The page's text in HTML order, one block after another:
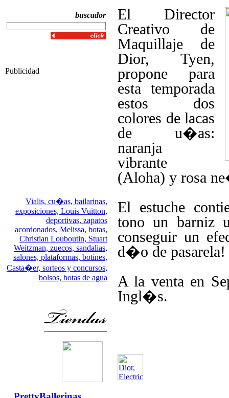
buscador
Publicidad
Vialis, cu�as, bailarinas,
exposiciones, Louis Vuitton,
deportivas, zapatos
acordonados, Melissa, botas,
Christian Louboutin, Stuart
Weitzman, zuecos, sandalias,
salones, plataformas, botines,
Casta�er, sorteos y concursos,
bolsos, botas de agua
El Director
Creativo de
Maquillaje de
Dior, Tyen,
propone para
esta temporada
estos dos
colores de lacas
de u�as:
naranja
vibrante
(Aloha) y rosa
El estuche
tono un barniz
conseguir un
d�o de pasarela!
A la venta en
Ingl�s.